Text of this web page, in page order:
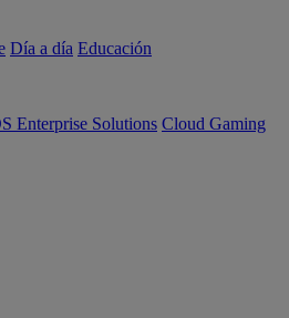
Día a día Educación
Enterprise Solutions Cloud Gaming